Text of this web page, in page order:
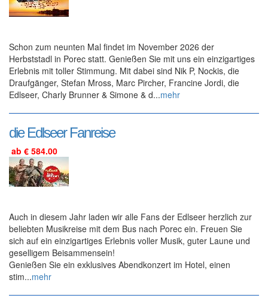
Schon zum neunten Mal findet im November 2026 der
Herbststadl in Porec statt. Genießen Sie mit uns ein einzigartiges
Erlebnis mit toller Stimmung. Mit dabei sind Nik P, Nockis, die
Draufgänger, Stefan Mross, Marc Pircher, Francine Jordi, die
Edlseer, Charly Brunner & Simone & d...mehr
die Edlseer Fanreise
ab € 584.00
Auch in diesem Jahr laden wir alle Fans der Edlseer herzlich zur
beliebten Musikreise mit dem Bus nach Porec ein. Freuen Sie
sich auf ein einzigartiges Erlebnis voller Musik, guter Laune und
geselligem Beisammensein!
Genießen Sie ein exklusives Abendkonzert im Hotel, einen
stim...mehr